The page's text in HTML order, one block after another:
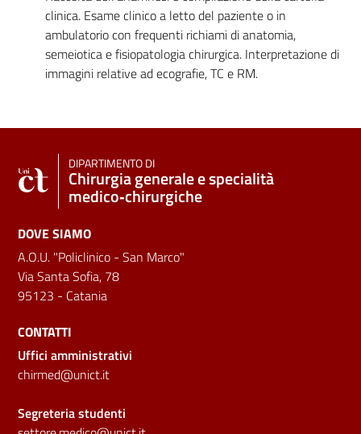
clinica. Esame clinico a letto del paziente o in
ambulatorio con frequenti richiami di anatomia,
semeiotica e fisiopatologia chirurgica. Interpretazione di
immagini relative ad ecografie, TC e RM.
DIPARTIMENTO DI
Chirurgia generale e specialità
medico‑chirurgiche
DOVE SIAMO
A.O.U. "Policlinico - San Marco"
Via Santa Sofia, 78
95123 - Catania
CONTATTI
Uffici amministrativi
chirmed@unict.it
Segreteria studenti